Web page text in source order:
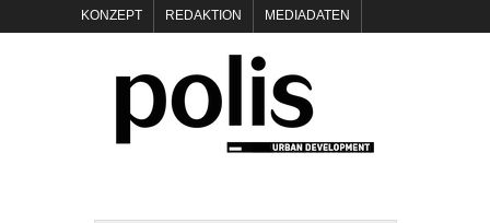
KONZEPT REDAKTION MEDIADATEN
POLIS KEYNOTES
KONTAKT DATENSCHUTZ IMPRESSUM